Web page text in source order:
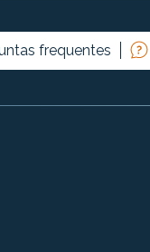
frequentes